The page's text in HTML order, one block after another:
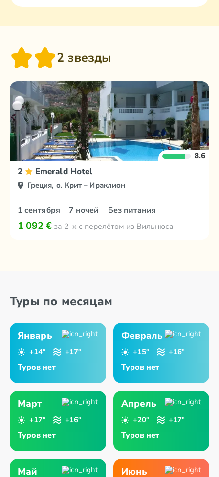
2 звезды
8.6
2 Emerald Hotel
Греция, о. Крит – Ираклион
1 сентября 7 ночей Без питания
1 092 € за 2-х с перелётом из Вильнюса
Туры по месяцам
Январь
+14° +17°
Туров нет
Февраль
+15° +16°
Туров нет
Март
+17° +16°
Туров нет
Апрель
+20° +17°
Туров нет
Май Июнь